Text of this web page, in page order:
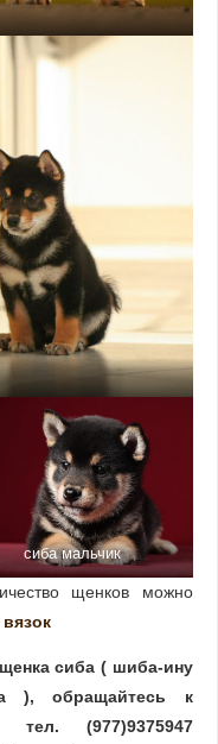
сиба мальчик
щенков можно
вязок
сиба ( шиба-ину
), обращайтесь к
тел. (977)9375947